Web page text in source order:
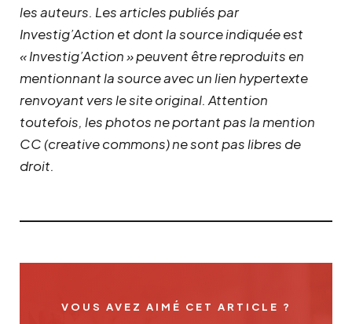
les auteurs. Les articles publiés par
Investig’Action et dont la source indiquée est
« Investig’Action » peuvent être reproduits en
mentionnant la source avec un lien hypertexte
renvoyant vers le site original. Attention
toutefois, les photos ne portant pas la mention
CC (creative commons) ne sont pas libres de
droit.
VOUS AVEZ AIMÉ CET ARTICLE ?